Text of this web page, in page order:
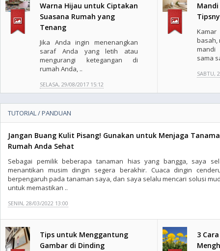
Warna Hijau untuk Ciptakan
Suasana Rumah yang
Tenang
Jika Anda ingin menenangkan
saraf Anda yang letih atau
mengurangi ketegangan di
rumah Anda, ..
SELASA, 29/08/2017 15:12
basah,
mandi
sama
SABTU,
TUTORIAL / PANDUAN
Jangan Buang Kulit Pisang! Gunakan untuk Menjaga
Rumah Anda Sehat
Sebagai pemilik beberapa tanaman hias yang bangga, saya
menantikan musim dingin segera berakhir. Cuaca dingin
berpengaruh pada tanaman saya, dan saya selalu mencari solusi
untuk memastikan ..
SENIN, 28/03/2022 13:00
Tips untuk Menggantung
Gambar di Dinding
3